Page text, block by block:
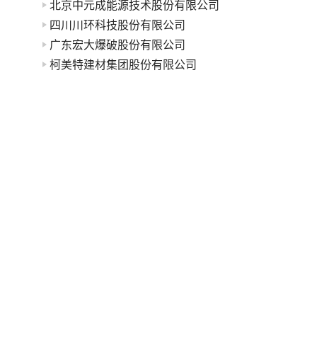
北京中元成能源技术股份有限公司
四川川环科技股份有限公司
广东宏大爆破股份有限公司
柯美特建材集团股份有限公司